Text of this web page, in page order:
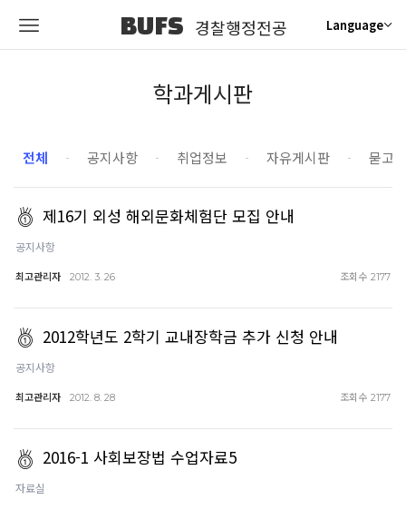
BUFS 경찰행정전공 Language
학과게시판
전체 공지사항 취업정보 자유게시판 묻고
제16기 외성 해외문화체험단 모집 안내
공지사항
최고관리자 2012. 3. 26 조회수 2177
2012학년도 2학기 교내장학금 추가 신청 안내
공지사항
최고관리자 2012. 8. 28 조회수 2177
2016-1 사회보장법 수업자료5
자료실